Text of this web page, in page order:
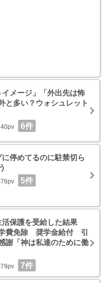
メージ」「外出先は怖
と多い？ウォシュレット
6件
停めてるのに駐禁切ら
5件
活保護を受給した結果
費免除 奨学金給付 引
謝「神は私達のために働
7件